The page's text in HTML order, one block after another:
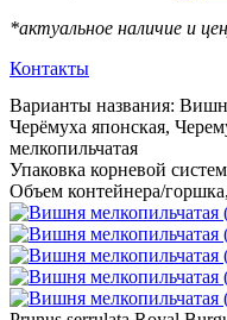
*актуальное наличие и
Контакты
Варианты названия:
Черёмуха японская,
мелкопильчатая
Упаковка корневой
Объем контейнера/